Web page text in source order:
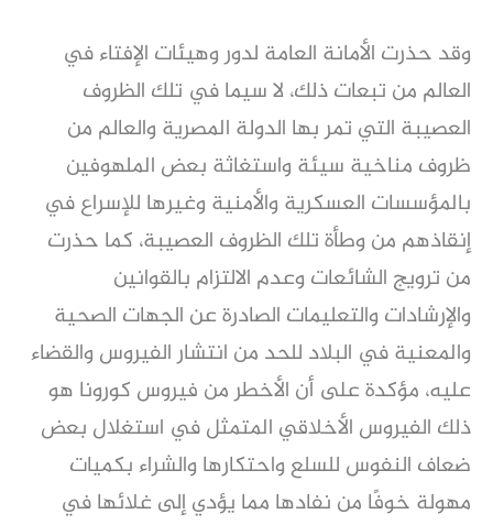
وقد حذرت الأمانة العامة لدور وهيئات الإفتاء في
العالم من تبعات ذلك، لا سيما في تلك الظروف
العصيبة التي تمر بها الدولة المصرية والعالم من
ظروف مناخية سيئة واستغاثة بعض الملهوفين
بالمؤسسات العسكرية والأمنية وغيرها للإسراع في
إنقاذهم من وطأة تلك الظروف العصيبة، كما حذرت
من ترويج الشائعات وعدم الالتزام بالقوانين
والإرشادات والتعليمات الصادرة عن الجهات الصحية
والمعنية في البلاد للحد من انتشار الفيروس والقضاء
عليه، مؤكدة على أن الأخطر من فيروس كورونا هو
ذلك الفيروس الأخلاقي المتمثل في استغلال بعض
ضعاف النفوس للسلع واحتكارها والشراء بكميات
مهولة خوفًا من نفادها مما يؤدي إلى غلائها في